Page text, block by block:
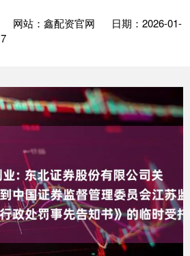
网站：鑫配资官网
日期：2026-01-